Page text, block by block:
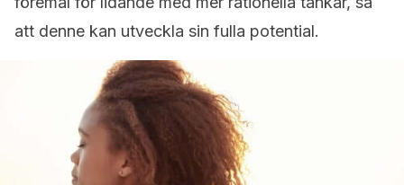
att denne kan utveckla sin fulla potential.